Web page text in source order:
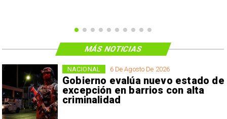
6 De Agosto De 2026
Gobierno evalúa nuevo estado de
excepción en barrios con alta
criminalidad
NACIONAL
MÁS NOTICIAS